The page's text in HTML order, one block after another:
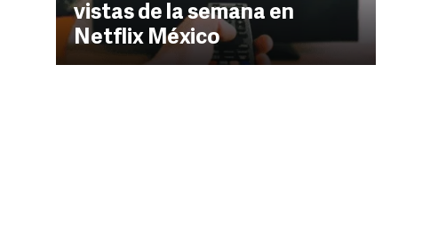
vistas de la semana en
Netflix México